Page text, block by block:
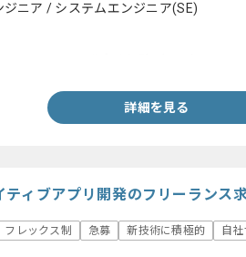
ニア / システムエンジニア(SE)
詳細を見る
ティブアプリ開発のフリーランス
フレックス制 急募 新技術に積極的 自